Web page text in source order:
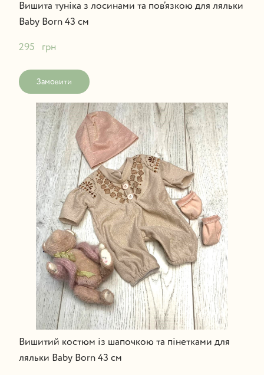
Вишита туніка з лосинами та пов’язкою для ляльки
Baby Born 43 см
295   грн
Замовити
Вишитий костюм із шапочкою та пінетками для
ляльки Baby Born 43 см